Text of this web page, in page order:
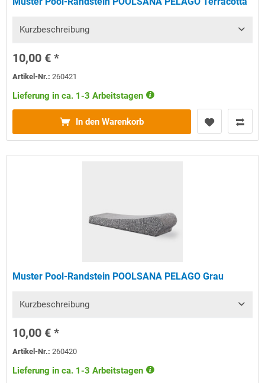
Kurzbeschreibung
10,00 € *
Artikel-Nr.:260421
Lieferung in ca. 1-3 Arbeitstagen
In den Warenkorb
Muster Pool-Randstein POOLSANA PELAGO Grau
Kurzbeschreibung
10,00 € *
Artikel-Nr.:260420
Lieferung in ca. 1-3 Arbeitstagen